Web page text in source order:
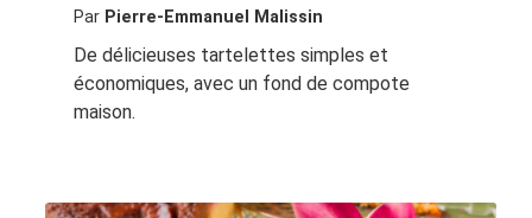
Par Pierre-Emmanuel Malissin
De délicieuses tartelettes simples et
économiques, avec un fond de compote
maison.